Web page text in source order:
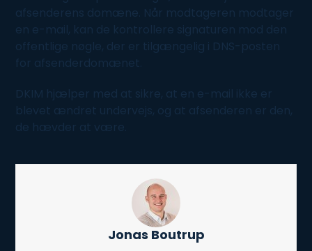
afsenderens domæne . Når modtageren modtager
en e-mail, kan de kontrollere signaturen mod den
offentlige nøgle, der er tilgængelig i DNS-posten
for afsenderdomænet.
DKIM hjælper med at sikre, at en e-mail ikke er
blevet ændret undervejs, og at afsenderen er den,
de hævder at være.
Jonas Boutrup